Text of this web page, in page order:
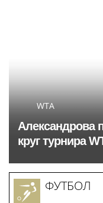
WTA
Александрова
круг турнира
ФУТБОЛ